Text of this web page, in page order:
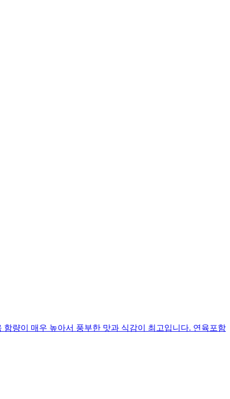
량이 매우 높아서 풍부한 맛과 식감이 최고입니다. 연육포함